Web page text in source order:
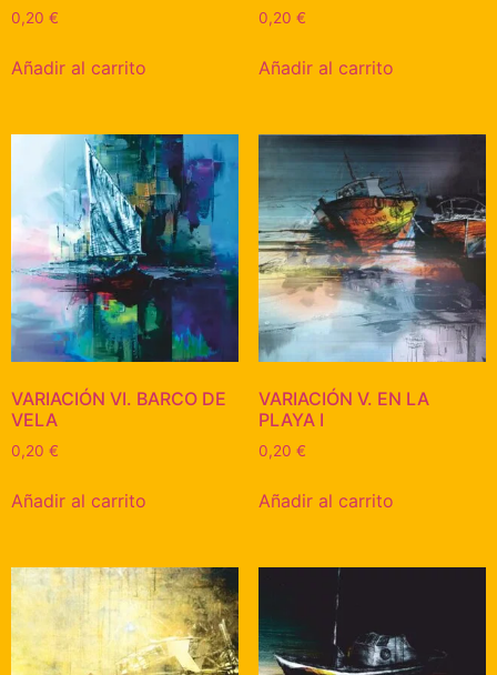
0,20 €
Añadir al carrito
0,20 €
Añadir al carrito
VARIACIÓN VI. BARCO DE
VELA
0,20 €
Añadir al carrito
VARIACIÓN V. EN LA
PLAYA I
0,20 €
Añadir al carrito